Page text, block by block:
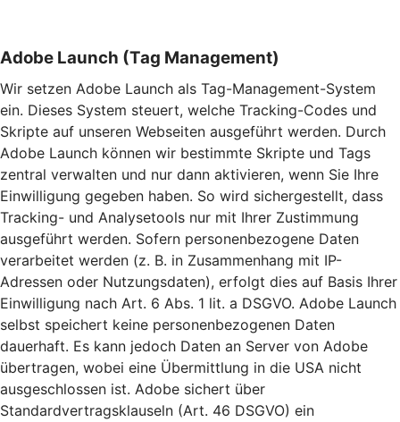
Adobe Launch (Tag Management)
Wir setzen Adobe Launch als Tag-Management-System
ein. Dieses System steuert, welche Tracking-Codes und
Skripte auf unseren Webseiten ausgeführt werden. Durch
Adobe Launch können wir bestimmte Skripte und Tags
zentral verwalten und nur dann aktivieren, wenn Sie Ihre
Einwilligung gegeben haben. So wird sichergestellt, dass
Tracking- und Analysetools nur mit Ihrer Zustimmung
ausgeführt werden. Sofern personenbezogene Daten
verarbeitet werden (z. B. in Zusammenhang mit IP-
Adressen oder Nutzungsdaten), erfolgt dies auf Basis Ihrer
Einwilligung nach Art. 6 Abs. 1 lit. a DSGVO. Adobe Launch
selbst speichert keine personenbezogenen Daten
dauerhaft. Es kann jedoch Daten an Server von Adobe
übertragen, wobei eine Übermittlung in die USA nicht
ausgeschlossen ist. Adobe sichert über
Standardvertragsklauseln (Art. 46 DSGVO) ein